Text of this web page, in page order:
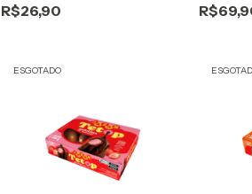
R$26,90
ESGOTADO